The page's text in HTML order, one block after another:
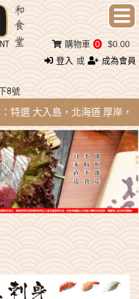
登入 或
成為會員
8號
購物車 0 $0.00
選 大入島，北海道 厚岸，